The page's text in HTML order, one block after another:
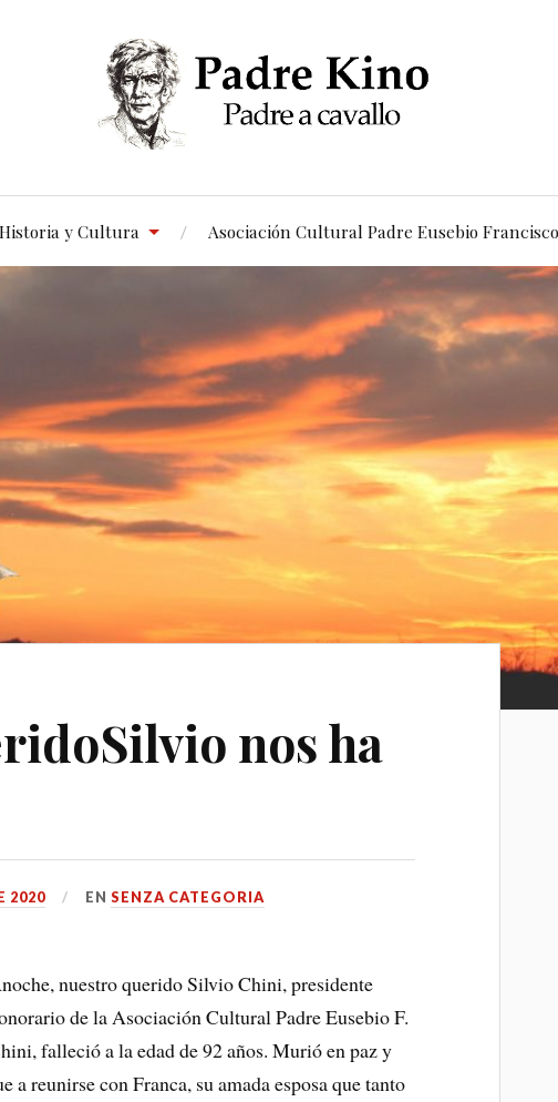
Historia y Cultura Asociación Cultural Padre Eusebio
nos ha
2020 ENSENZA CATEGORIA
nuestro querido Silvio Chini, presidente
de la Asociación Cultural Padre Eusebio F.
falleció a la edad de 92 años. Murió en paz y
a reunirse con Franca, su amada esposa que tanto